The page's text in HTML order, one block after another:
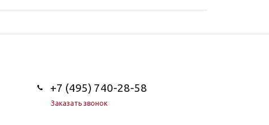
+7 (495) 740-28-58
Заказать звонок